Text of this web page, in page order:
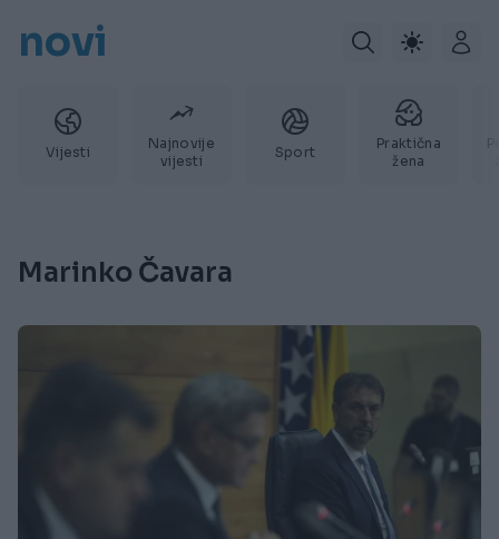
novi
Vijesti
Najnovije
vijesti
Sport
Praktična
žena
Marinko Čavara